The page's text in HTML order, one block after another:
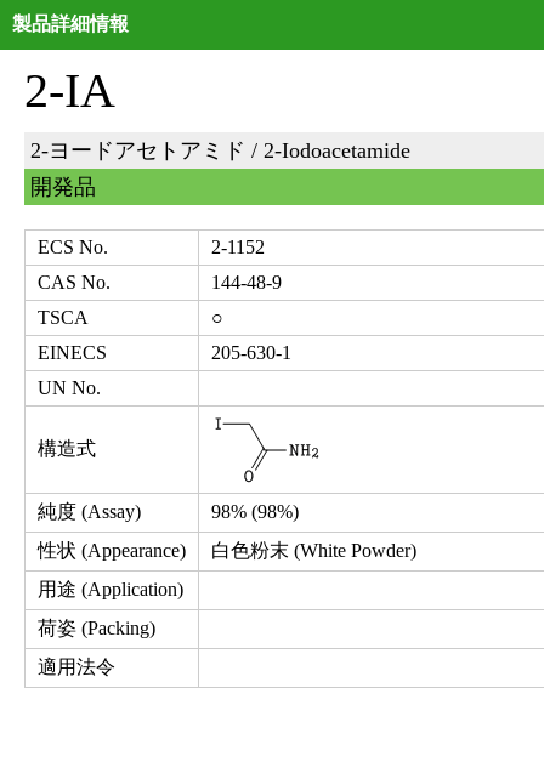
製品詳細情報
2-IA
2-ヨードアセトアミド / 2-Iodoacetamide
開発品
ECS No.
2-1152
CAS No.
144-48-9
TSCA
○
EINECS
205-630-1
UN No.
構造式
純度 (Assay)
98% (98%)
性状 (Appearance)
白色粉末 (White Powder)
用途 (Application)
荷姿 (Packing)
適用法令